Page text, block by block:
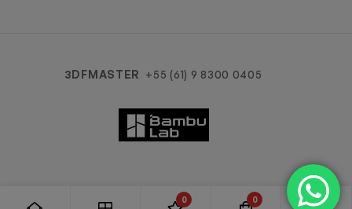
3DFMASTER +55 (61) 9 8300 0405
0 0